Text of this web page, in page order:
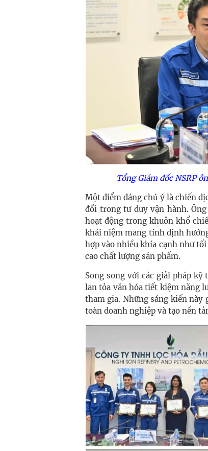
Tổng Giám đốc NSRP
Một điểm đáng chú ý là chiến
đổi trong tư duy vận hành.
hoạt động trong khuôn khổ
khái niệm mang tính định
hợp vào nhiều khía cạnh như
cao chất lượng sản phẩm.
Song song với các giải pháp
lan tỏa văn hóa tiết kiệm năng
tham gia. Những sáng kiến
toàn doanh nghiệp và tạo nền